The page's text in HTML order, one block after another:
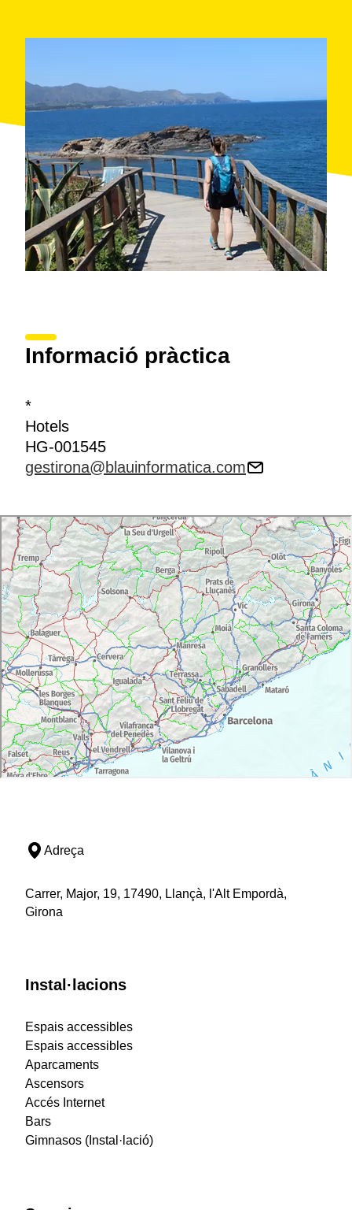
hostes està assegurada, gràcies als diversos espais
campanar de l'església o alguna de les quatre sales
de lectura.
Informació pràctica
*
Hotels
HG-001545
gestirona@blauinformatica.com
Adreça
Carrer, Major, 19, 17490, Llançà, l'Alt Empordà,
Girona
Instal·lacions
Espais accessibles
Espais accessibles
Aparcaments
Ascensors
Accés Internet
Bars
Gimnasos (Instal·lació)